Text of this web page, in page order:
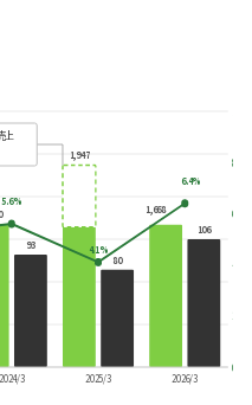
93
2024/3
1,947
上
80
2025/3
1,668
106
2026/3
5.6%
4.1%
6.4%
0%
2%
4%
6%
8%